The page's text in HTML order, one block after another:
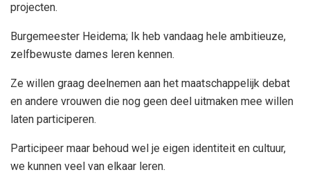
projecten.
Burgemeester Heidema; Ik heb vandaag hele ambitieuze,
zelfbewuste dames leren kennen.
Ze willen graag deelnemen aan het maatschappelijk debat
en andere vrouwen die nog geen deel uitmaken mee willen
laten participeren.
Participeer maar behoud wel je eigen identiteit en cultuur,
we kunnen veel van elkaar leren.